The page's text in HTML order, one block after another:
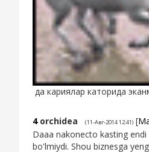
да кариялар каторида
4 orchidea (11-Авг-2014 12:41) [
Daaa nakonecto kasting
bo'lmiydi. Shou biznesga